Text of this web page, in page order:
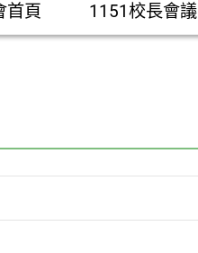
首頁 1151校長會議